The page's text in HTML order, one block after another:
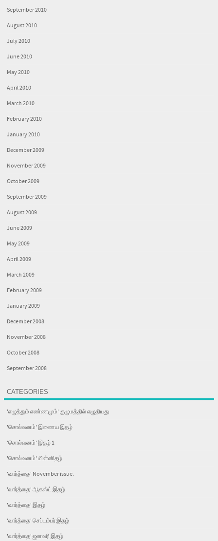
September 2010
August 2010
July 2010
June 2010
May 2010
April 2010
March 2010
February 2010
January 2010
December 2009
November 2009
October 2009
September 2009
August 2009
June 2009
May 2009
April 2009
March 2009
February 2009
January 2009
December 2008
November 2008
October 2008
September 2008
CATEGORIES
'எழுத்தும் எண்ணமும்' குழுமத்தில் எழுதியது
'சொல்வனம்' இணைய இதழ்
'சொல்வனம்' இதழ் 1
'சொல்வனம்' மின்னிதழ்'
'வார்த்தை' November issue.
'வார்த்தை' ஆகஸ்ட் இதழ்
'வார்த்தை' இதழ்
'வார்த்தை' செப்டம்பர் இதழ்
'வார்த்தை' ஜனவரி இதழ்